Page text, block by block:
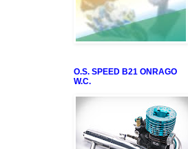
O.S. SPEED B21 ONRAGO
W.C.